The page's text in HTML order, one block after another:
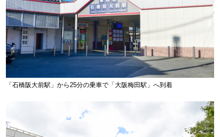
「石橋阪大前駅」から25分の乗車で「大阪梅田駅」へ到着